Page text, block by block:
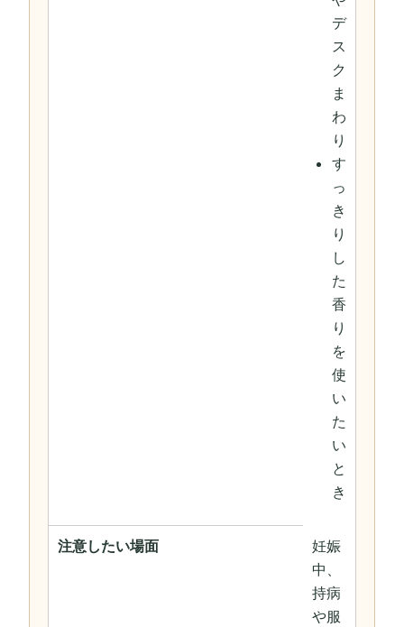
デ
ス
ク
ま
わ
り
す
っ
き
り
し
た
香
り
を
使
い
た
い
と
き
注意したい場面
妊娠
中、
持病
や服